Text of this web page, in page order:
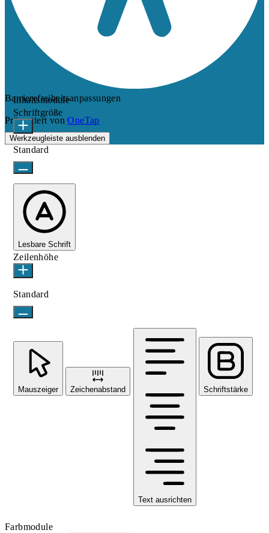
Barrierefreiheitsanpassungen
Präsentiert vonOneTap
Werkzeugleiste ausblenden
Inhaltsmodule
Schriftgröße
Standard
Lesbare Schrift
Zeilenhöhe
Standard
Mauszeiger Zeichenabstand
Text ausrichten
Schriftstärke
Farbmodule